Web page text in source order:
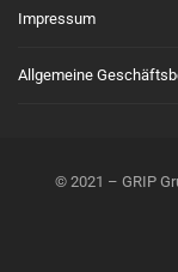
Impressum
Allgemeine
© 2021 – GRIP